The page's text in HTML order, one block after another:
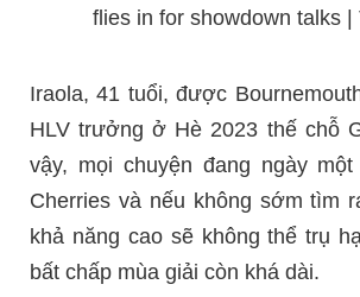
Iraola, 41 tuổi, được
HLV trưởng ở Hè 2023 thế chỗ
vậy, mọi chuyện đang ngày
Cherries và nếu không sớm tìm
khả năng cao sẽ không thể trụ
bất chấp mùa giải còn khá dài.